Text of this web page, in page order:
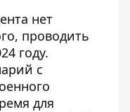
нет
проводить
году.
с
для